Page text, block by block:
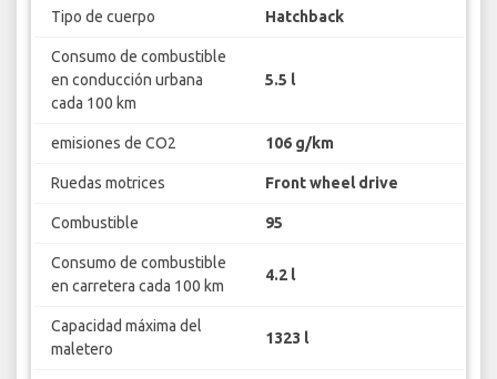
Tipo de cuerpo Hatchback
Consumo de combustible
en conducción urbana
cada 100 km
5.5 l
emisiones de CO2 106 g/km
Ruedas motrices Front wheel drive
Combustible 95
Consumo de combustible
en carretera cada 100 km
4.2 l
Capacidad máxima del
maletero
1323 l